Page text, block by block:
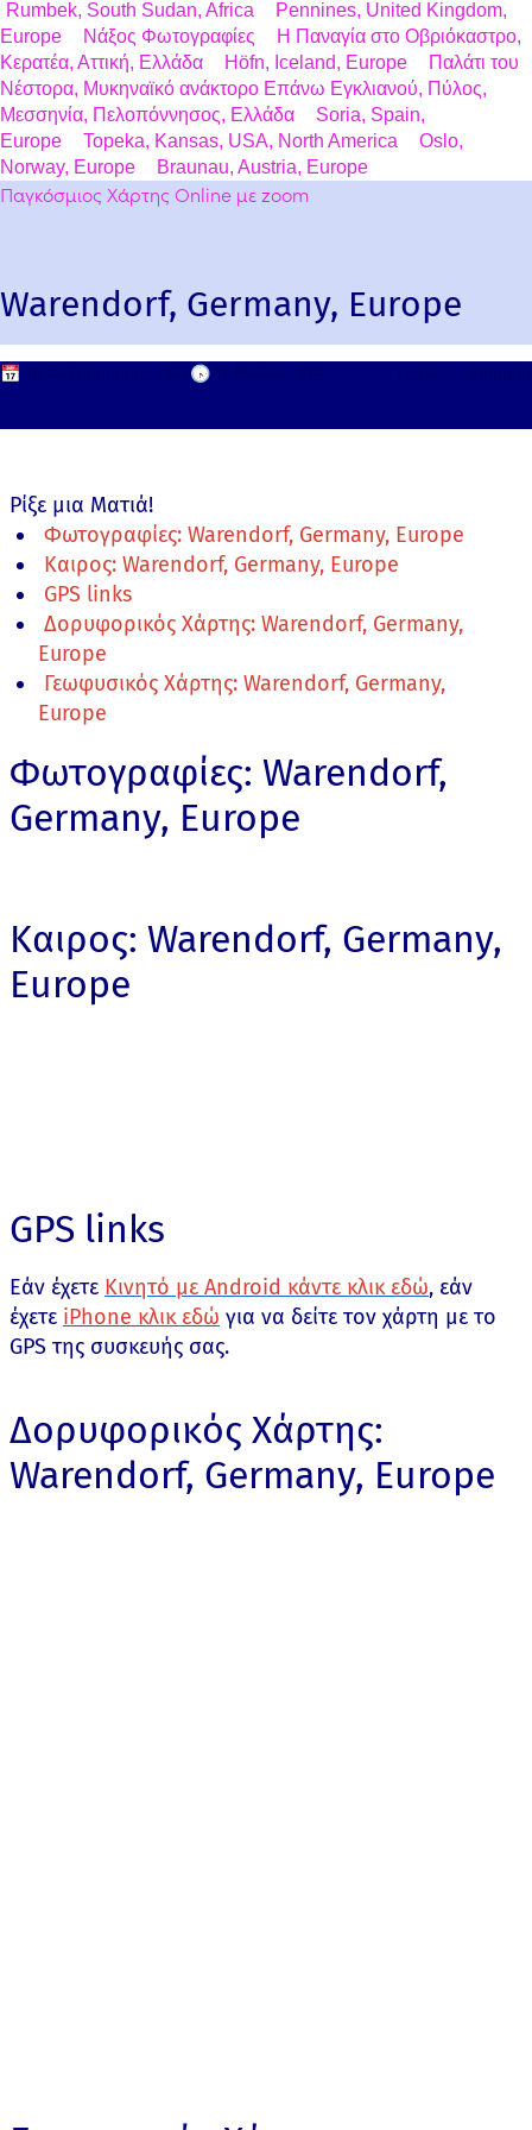
Rumbek, South Sudan, Africa
Pennines, United Kingdom,
Europe
Νάξος Φωτογραφίες
Η Παναγία στο Οβριόκαστρο,
Κερατέα, Αττική, Ελλάδα
Höfn, Iceland, Europe
Παλάτι του
Νέστορα, Μυκηναϊκό ανάκτορο Επάνω Εγκλιανού, Πύλος,
Μεσσηνία, Πελοπόννησος, Ελλάδα
Soria, Spain,
Europe
Topeka, Kansas, USA, North America
Oslo,
Norway, Europe
Braunau, Austria, Europe
Παγκόσμιος Χάρτης Online με zoom
Warendorf, Germany, Europe
📅 🕟
Ρίξε μια Ματιά!
Φωτογραφίες: Warendorf, Germany, Europe
Καιρος: Warendorf, Germany, Europe
GPS links
Δορυφορικός Χάρτης: Warendorf, Germany,
Europe
Γεωφυσικός Χάρτης: Warendorf, Germany,
Europe
Φωτογραφίες: Warendorf,
Germany, Europe
Καιρος: Warendorf, Germany,
Europe
GPS links
Εάν έχετε Κινητό με Android κάντε κλικ εδώ, εάν
έχετε iPhone κλικ εδώ για να δείτε τον χάρτη με το
GPS της συσκευής σας.
Δορυφορικός Χάρτης:
Warendorf, Germany, Europe